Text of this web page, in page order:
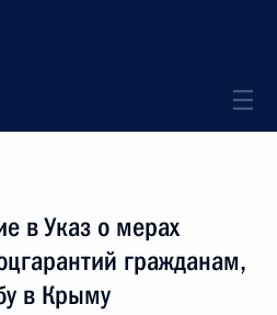
в Указ о мерах
гражданам,
в Крыму